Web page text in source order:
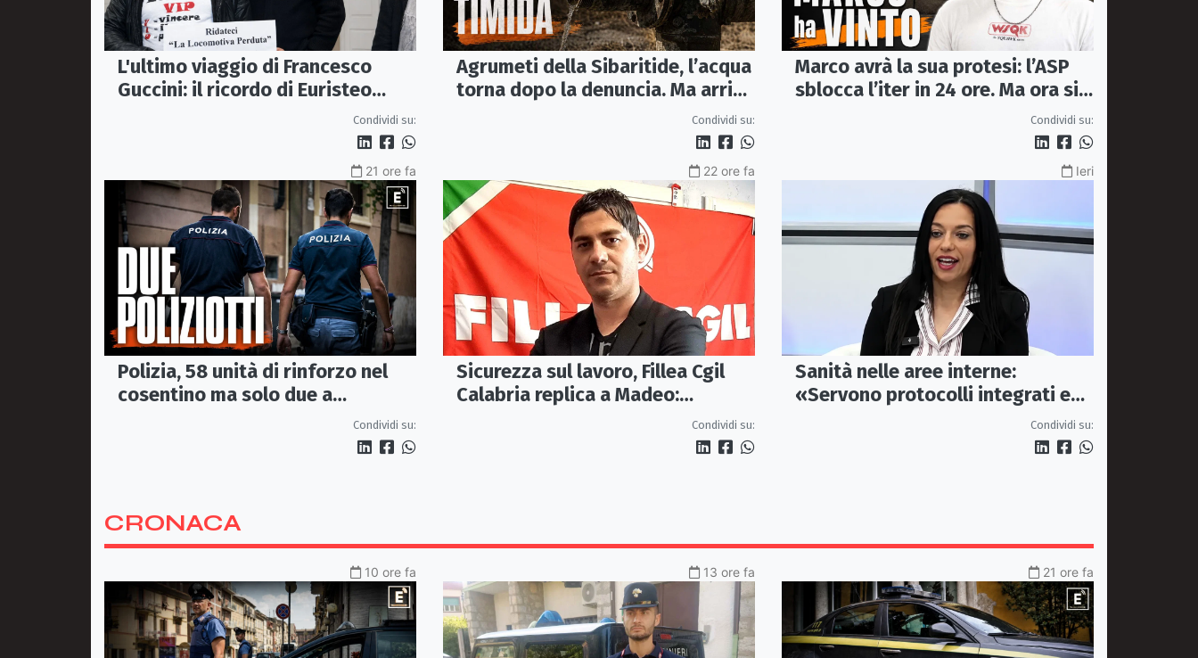
L'ultimo viaggio di Francesco
Guccini: il ricordo di Euristeo
Condividi su:
Agrumeti della Sibaritide, l’acqua
torna dopo la denuncia. Ma arriva
con un terzo della pressioneCondividi su:
Marco avrà la sua protesi: l’ASP
sblocca l’iter in 24 ore. Ma ora si
apre il caso dell’Ufficio ausiliCondividi su:
21 ore fa
Polizia, 58 unità di rinforzo nel
cosentino ma solo due a
Corigliano-Rossano e due aCondividi su:
22 ore fa
Sicurezza sul lavoro, Fillea Cgil
Calabria replica a Madeo:
«Servono controlli, non incentivi
Condividi su:
Ieri
Sanità nelle aree interne:
«Servono protocolli integrati e
mezzi dedicati per garantireCondividi su:
CRONACA
10 ore fa 13 ore fa 21 ore fa